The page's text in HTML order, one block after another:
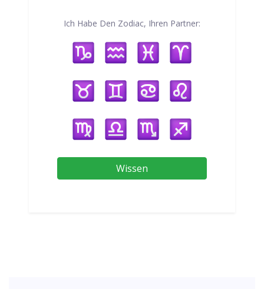
Ich Habe Den Zodiac, Ihren Partner:
Wissen